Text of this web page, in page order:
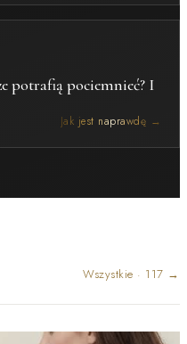
potrafią pociemnieć? I
Jak jest naprawdę →
Wszystkie · 117 →